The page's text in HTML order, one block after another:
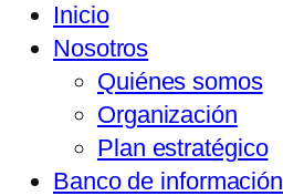
Inicio
Nosotros
Quiénes somos
Organización
Plan estratégico
Banco de información